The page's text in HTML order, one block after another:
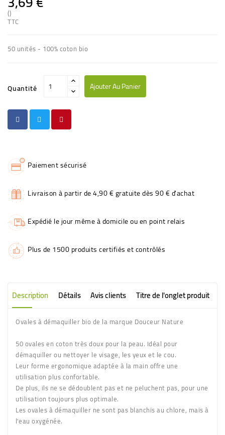
()
TTC
50 unités - 100% coton bio
Quantité Ajouter Au Panier
Paiement sécurisé
Livraison à partir de 4,90 € gratuite dès 90 € d'achat
Expédié le jour même à domicile ou en point relais
Plus de 1500 produits certifiés et contrôlés
Description Détails Avis clients Titre de l'onglet produit
Ovales à démaquiller bio de la marque Douceur Nature
50 ovales en coton très doux pour la peau. Idéal pour
démaquiller ou nettoyer le visage, les yeux et le cou.
Leur forme ergonomique adaptée à la main offre une
utilisation plus confortable.
De plus, ils ne se dédoublent pas et ne peluchent pas, pour une
utilisation toujours plus optimale.
Les ovales à démaquiller ne sont pas blanchis au chlore, mais à
l'eau oxygénée.